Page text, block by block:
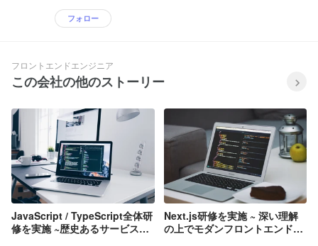
フォロー
フロントエンドエンジニア
この会社の他のストーリー
JavaScript / TypeScript全体研
修を実施 ~歴史あるサービス保
Next.js研修を実施 ~ 深い理解
の上でモダンフロントエンドに